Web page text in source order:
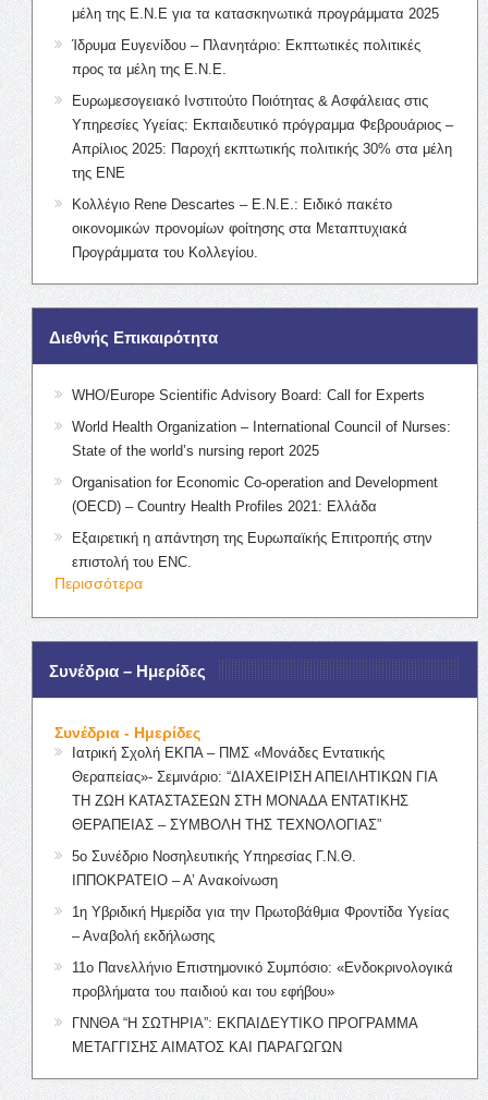
μέλη της Ε.Ν.Ε για τα κατασκηνωτικά προγράμματα 2025
Ίδρυμα Ευγενίδου – Πλανητάριο: Εκπτωτικές πολιτικές
προς τα μέλη της Ε.Ν.Ε.
Ευρωμεσογειακό Ινστιτούτο Ποιότητας & Ασφάλειας στις
Υπηρεσίες Υγείας: Εκπαιδευτικό πρόγραμμα Φεβρουάριος –
Απρίλιος 2025: Παροχή εκπτωτικής πολιτικής 30% στα μέλη
της ΕΝΕ
Κολλέγιο Rene Descartes – Ε.Ν.Ε.: Ειδικό πακέτο
οικονομικών προνομίων φοίτησης στα Μεταπτυχιακά
Προγράμματα του Κολλεγίου.
Διεθνής Επικαιρότητα
WHO/Europe Scientific Advisory Board: Call for Experts
World Health Organization – International Council of Nurses:
State of the world’s nursing report 2025
Organisation for Economic Co-operation and Development
(OECD) – Country Health Profiles 2021: Ελλάδα
Εξαιρετική η απάντηση της Ευρωπαϊκής Επιτροπής στην
επιστολή του ENC.
Περισσότερα
Συνέδρια – Ημερίδες
Συνέδρια - Ημερίδες
Ιατρική Σχολή ΕΚΠΑ – ΠΜΣ «Μονάδες Εντατικής
Θεραπείας»- Σεμινάριο: “ΔΙΑΧΕΙΡΙΣΗ ΑΠΕΙΛΗΤΙΚΩΝ ΓΙΑ
ΤΗ ΖΩΗ ΚΑΤΑΣΤΑΣΕΩΝ ΣΤΗ ΜΟΝΑΔΑ ΕΝΤΑΤΙΚΗΣ
ΘΕΡΑΠΕΙΑΣ – ΣΥΜΒΟΛΗ ΤΗΣ ΤΕΧΝΟΛΟΓΙΑΣ”
5ο Συνέδριο Νοσηλευτικής Υπηρεσίας Γ.Ν.Θ.
ΙΠΠΟΚΡΑΤΕΙΟ – Α’ Ανακοίνωση
1η Υβριδική Ημερίδα για την Πρωτοβάθμια Φροντίδα Υγείας
– Αναβολή εκδήλωσης
11ο Πανελλήνιο Επιστημονικό Συμπόσιο: «Ενδοκρινολογικά
προβλήματα του παιδιού και του εφήβου»
ΓΝΝΘΑ “Η ΣΩΤΗΡΙΑ”: ΕΚΠΑΙΔΕΥΤΙΚΟ ΠΡΟΓΡΑΜΜΑ
ΜΕΤΑΓΓΙΣΗΣ ΑΙΜΑΤΟΣ ΚΑΙ ΠΑΡΑΓΩΓΩΝ